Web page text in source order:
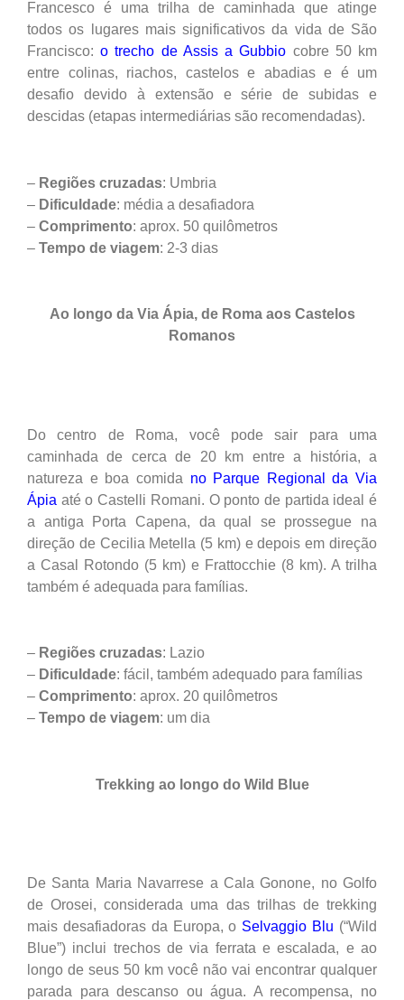
Francesco é uma trilha de caminhada que atinge
todos os lugares mais significativos da vida de São
Francisco:o trecho de Assis a Gubbio cobre 50 km
entre colinas, riachos, castelos e abadias e é um
desafio devido à extensão e série de subidas e
descidas (etapas intermediárias são recomendadas).
– Regiões cruzadas: Umbria
– Dificuldade: média a desafiadora
– Comprimento: aprox. 50 quilômetros
– Tempo de viagem: 2-3 dias
Ao longo da Via Ápia, de Roma aos Castelos
Romanos
Do centro de Roma, você pode sair para uma
caminhada de cerca de 20 km entre a história, a
natureza e boa comida no Parque Regional da Via
Ápia até o Castelli Romani. O ponto de partida ideal é
a antiga Porta Capena, da qual se prossegue na
direção de Cecilia Metella (5 km) e depois em direção
a Casal Rotondo (5 km) e Frattocchie (8 km). A trilha
também é adequada para famílias.
– Regiões cruzadas: Lazio
– Dificuldade: fácil, também adequado para famílias
– Comprimento: aprox. 20 quilômetros
– Tempo de viagem: um dia
Trekking ao longo do Wild Blue
De Santa Maria Navarrese a Cala Gonone, no Golfo
de Orosei, considerada uma das trilhas de trekking
mais desafiadoras da Europa, o Selvaggio Blu (“Wild
Blue”) inclui trechos de via ferrata e escalada, e ao
longo de seus 50 km você não vai encontrar qualquer
parada para descanso ou água. A recompensa, no